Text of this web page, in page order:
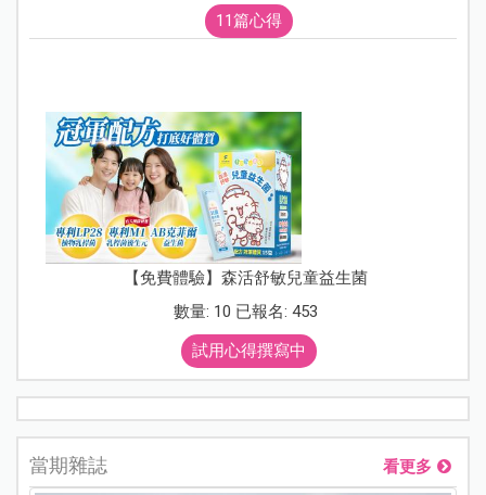
11篇心得
【免費體驗】森活舒敏兒童益生菌
數量: 10 已報名: 453
試用心得撰寫中
當期雜誌 看更多